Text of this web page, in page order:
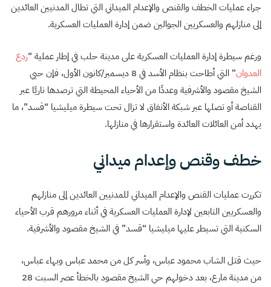
جراء عمليات الخطف والقنص والإعدام الميداني التي تطال المدنيين العائدين
إلى منازلهم والعسكريين الجوالين ضمن إدارة العمليات العسكرية.
ورغم سيطرة إدارة العمليات العسكرية على مدينة حلب في إطار عملية “ردع
العدوان
” التي أطاحت بنظام الأسد في 8 ديسمبر/كانون الأول، فإن حيي
الشيخ مقصود والأشرفية وعددًا من الأحياء المحيطة التي ترصدها ناريًا عبر
القناصة أو تصلها عبر شبكة الأنفاق لا تزال تحت سيطرة ميليشيا “قسد”، ما
يهدد أمن العائلات العائدة واستقرارها في منازلها.
خطف وقنص وإعدام ميداني
تكررت عمليات القنص والإعدام الميداني للمدنيين العائدين إلى منازلهم
والعسكريين التابعين لإدارة العمليات العسكرية في أثناء مرورهم قرب الأحياء
السكنية التي تسيطر عليها ميليشيا “قسد” في الشيخ مقصود والأشرفية.
حيث قتل الشاب محمود عباس، وأسر كل من محمد عباس وبهاء عباس،
من مدينة مارع، بعد دخولهم حي الشيخ مقصود بالخطأ عصر السبت 28